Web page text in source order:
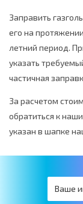
Заправить
его на
летний период.
указать
частичная
За расчетом
обратиться к
указан в шапке